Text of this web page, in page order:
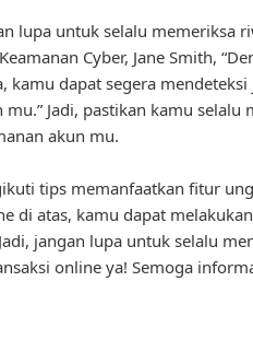
lupa untuk selalu memeriksa
Cyber, Jane Smith,
kamu dapat segera
Jadi, pastikan kamu
akun mu.
tips memanfaatkan fitur
di atas, kamu dapat
jangan lupa untuk selalu
online ya! Semoga